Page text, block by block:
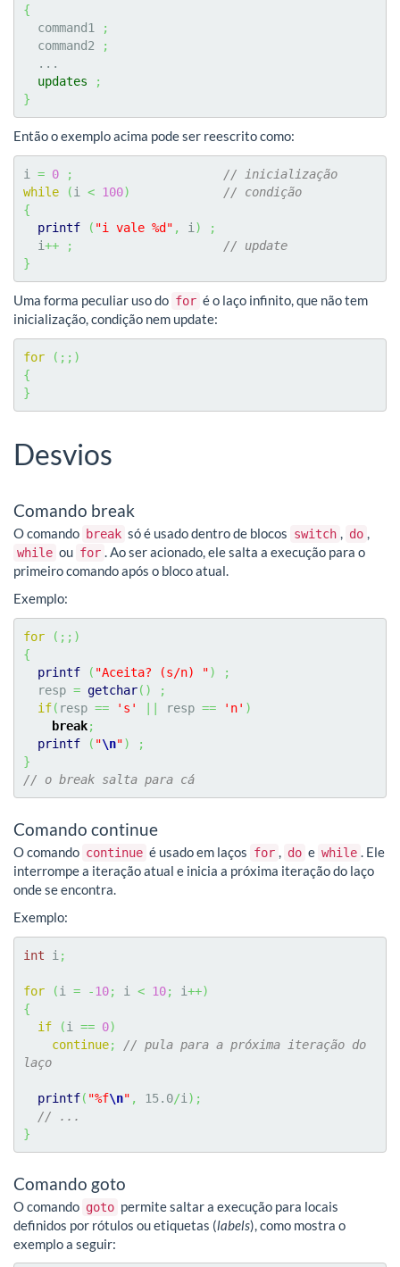
{
  command1
;
  command2
;
updates
;
}
Então o exemplo acima pode ser reescrito como:
i = 0 ;
// inicialização
while
(i < 100)
// condição
{
printf
( "i vale %d" , i )
;
  i
++ ;
// update
}
Uma forma peculiar uso do for é o laço infinito, que não tem
inicialização, condição nem update:
for ( ;; )
{
}
Desvios
Comando break
O comando break só é usado dentro de blocos switch , do ,
while ou for . Ao ser acionado, ele salta a execução para o
primeiro comando após o bloco atual.
Exemplo:
for ( ;; )
{
printf
( "Aceita? (s/n) ")
;
  resp
= getchar( )
;
if( resp == 's' resp == 'n' )
break;
printf
( "\n")
;
}
// o break salta para cá
Comando continue
O comando continue é usado em laços for , do e while . Ele
interrompe a iteração atual e inicia a próxima iteração do laço
onde se encontra.
Exemplo:
int i ;
for (i = -10; i < 10; i++)
{
if
(i == 0)
continue;
// pula para a próxima iteração do
laço
printf( "%f\n" , 15.0/i ) ;
// ...
}
Comando goto
O comando goto permite saltar a execução para locais
definidos por rótulos ou etiquetas (labels), como mostra o
exemplo a seguir: